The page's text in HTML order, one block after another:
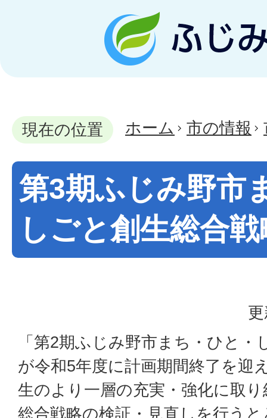
現在の位置 ホーム 市の情報
第3期ふじみ野市
しごと創生総合
「第2期ふじみ野市まち・ひと・
が令和5年度に計画期間終了を迎
生のより一層の充実・強化に取
総合戦略の検証・見直しを行う